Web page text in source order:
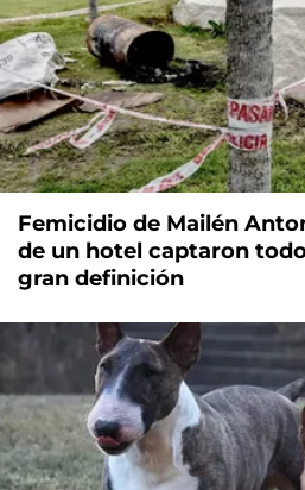
Femicidio de Mailén
de un hotel captaron
gran definición